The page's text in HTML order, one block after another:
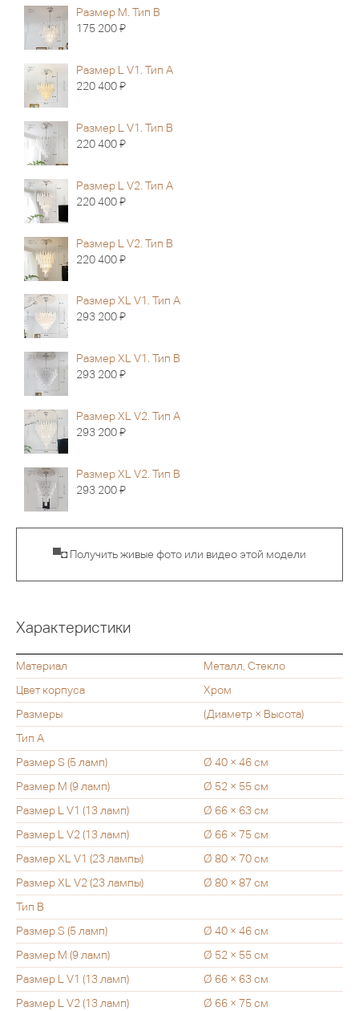
Размер M. Тип B
175 200Я
Размер L V1. Тип A
220 400Я
Размер L V1. Тип B
220 400Я
Размер L V2. Тип A
220 400Я
Размер L V2. Тип B
220 400Я
Размер XL V1. Тип A
293 200Я
Размер XL V1. Тип B
293 200Я
Размер XL V2. Тип A
293 200Я
Размер XL V2. Тип B
293 200Я
▀◘ Получить живые фото или видео этой модели
Характеристики
Материал
Металл, Стекло
Цвет корпуса
Хром
Размеры
(Диаметр × Высота)
Тип А
Размер S (5 ламп)
Ø 40 × 46 см
Размер M (9 ламп)
Ø 52 × 55 см
Размер L V1 (13 ламп)
Ø 66 × 63 см
Размер L V2 (13 ламп)
Ø 66 × 75 см
Размер XL V1 (23 лампы)
Ø 80 × 70 см
Размер XL V2 (23 лампы)
Ø 80 × 87 см
Тип B
Размер S (5 ламп)
Ø 40 × 46 см
Размер M (9 ламп)
Ø 52 × 55 см
Размер L V1 (13 ламп)
Ø 66 × 63 см
Размер L V2 (13 ламп)
Ø 66 × 75 см